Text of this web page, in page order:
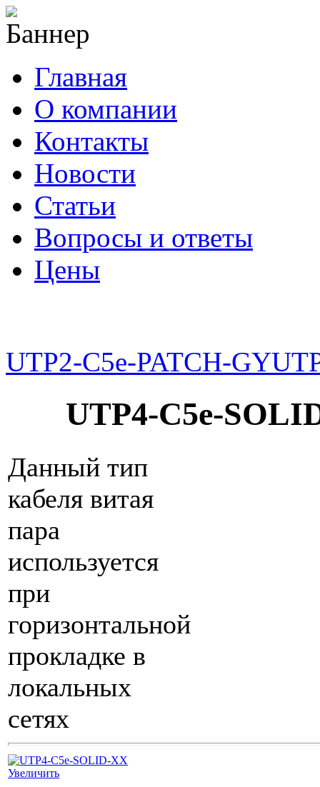
Главная
О компании
Контакты
Новости
Статьи
Вопросы и ответы
Цены
UTP2-C5e-PATCH-GY
UTP4-C5e-
Данный тип
кабеля витая
пара
используется
при
горизонтальной
прокладке в
локальных
сетях
Увеличить